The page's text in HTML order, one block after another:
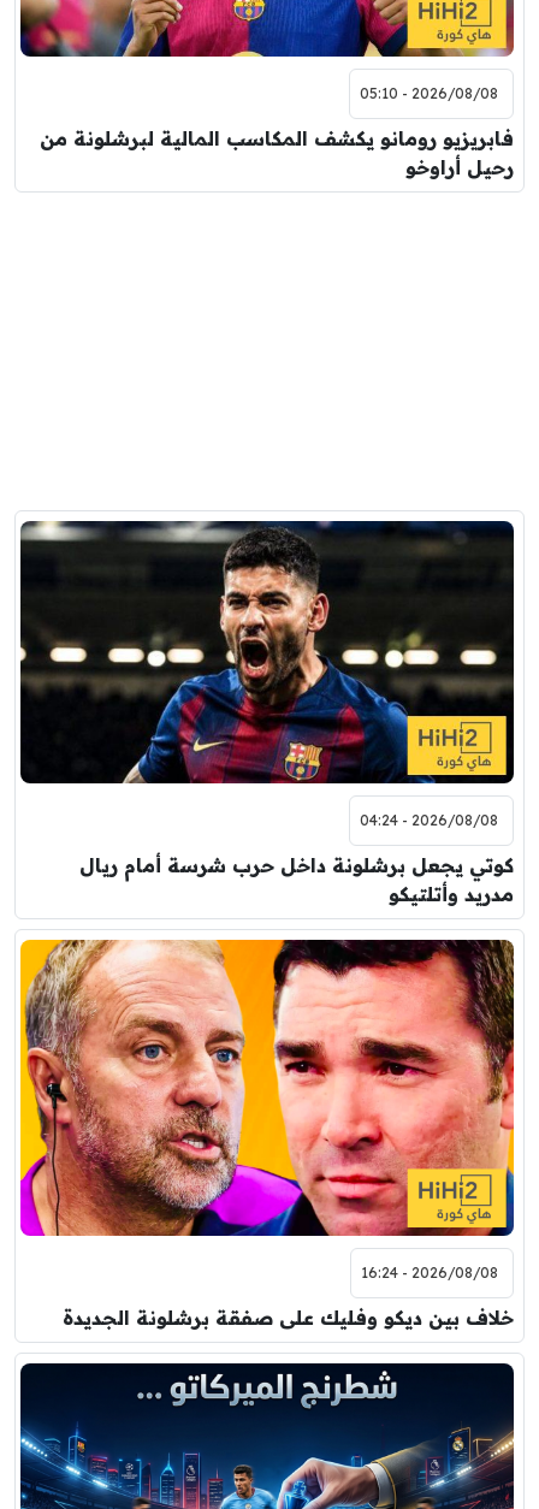
2026/08/08 - 05:10
فابريزيو رومانو يكشف المكاسب المالية لبرشلونة من
رحيل أراوخو
2026/08/08 - 04:24
كوتي يجعل برشلونة داخل حرب شرسة أمام ريال
مدريد وأتلتيكو
2026/08/08 - 16:24
خلاف بين ديكو وفليك على صفقة برشلونة الجديدة